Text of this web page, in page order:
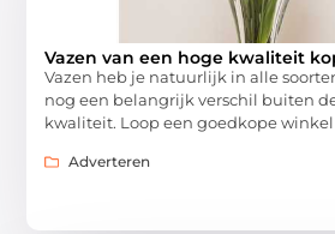
Vazen van een hoge kwaliteit
Vazen heb je natuurlijk in alle
nog een belangrijk verschil buiten
kwaliteit. Loop een goedkope winkel
Adverteren